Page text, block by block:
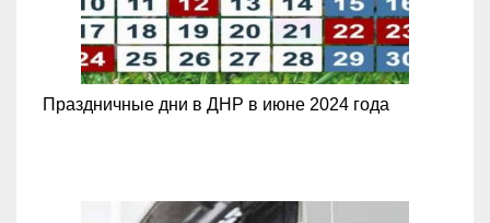
Праздничные дни в ДНР в июне 2024 года